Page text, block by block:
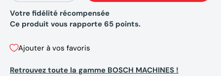
Votre fidélité récompensée
Ce produit vous rapporte 65 points.
Ajouter à vos favoris
Retrouvez toute la gamme BOSCH MACHINES !